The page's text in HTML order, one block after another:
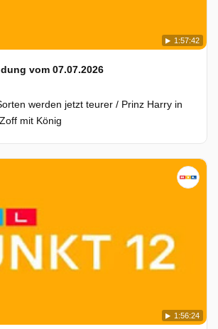
1:57:42
vom 07.07.2026
werden jetzt teurer / Prinz Harry in
mit König
1:56:24